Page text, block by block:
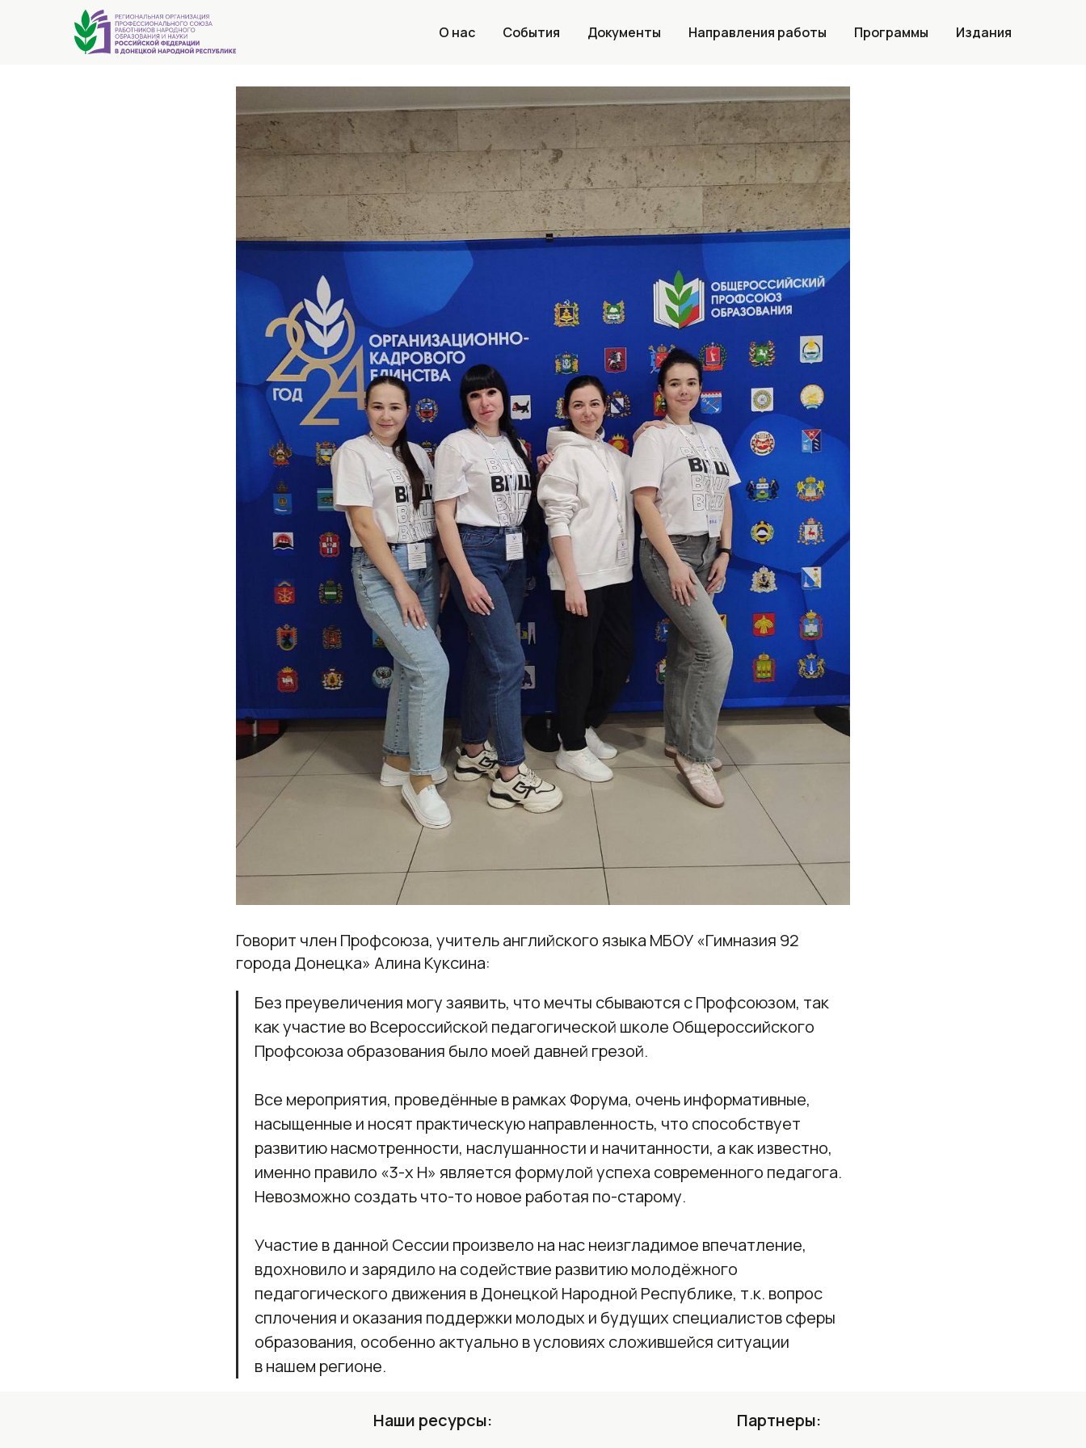
О нас События Документы Направления работы Программы Издания
Молодые педагоги на ВПШ
Говорит член Профсоюза, учитель английского языка МБОУ «Гимназия 92
города Донецка» Алина Куксина:
Без преувеличения могу заявить, что мечты сбываются с Профсоюзом, так
как участие во Всероссийской педагогической школе Общероссийского
Профсоюза образования было моей давней грезой.
Все мероприятия, проведённые в рамках Форума, очень информативные,
насыщенные и носят практическую направленность, что способствует
развитию насмотренности, наслушанности и начитанности, а как известно,
именно правило «3-х Н» является формулой успеха современного педагога.
Невозможно создать что-то новое работая по-старому.
Участие в данной Сессии произвело на нас неизгладимое впечатление,
вдохновило и зарядило на содействие развитию молодёжного
педагогического движения в Донецкой Народной Республике, т.к. вопрос
сплочения и оказания поддержки молодых и будущих специалистов сферы
образования, особенно актуально в условиях сложившейся ситуации
в нашем регионе.
Наши ресурсы: Партнеры: